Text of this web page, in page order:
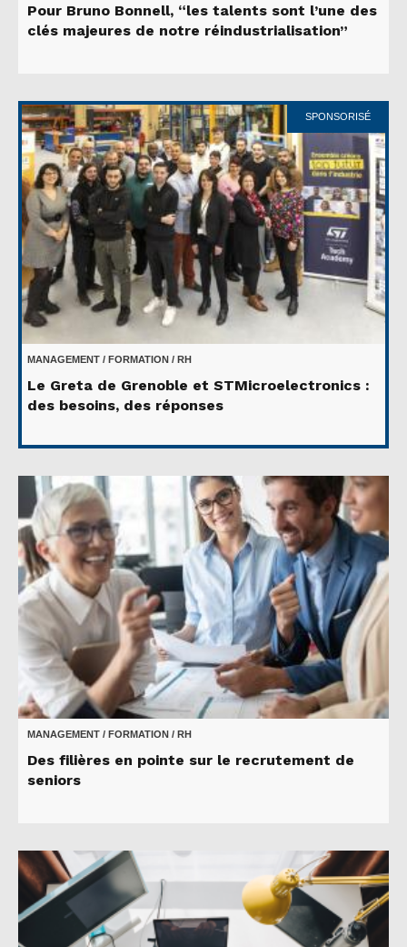
Pour Bruno Bonnell, “les talents sont l’une des
clés majeures de notre réindustrialisation”
SPONSORISÉ
MANAGEMENT / FORMATION / RH
Le Greta de Grenoble et STMicroelectronics :
des besoins, des réponses
MANAGEMENT / FORMATION / RH
Des filières en pointe sur le recrutement de
seniors